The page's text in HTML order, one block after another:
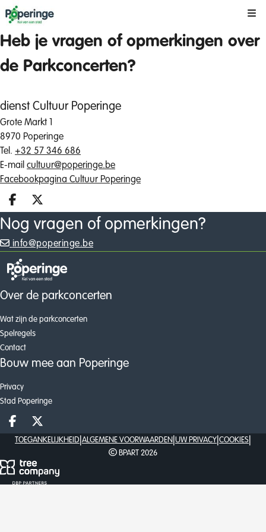
Heb je vragen of opmerkingen over
de Parkconcerten?
dienst Cultuur Poperinge
Grote Markt 1
8970 Poperinge
Tel. +32 57 346 686
E-mail cultuur@poperinge.be
Facebookpagina Cultuur Poperinge
Deel op facebook
Deel op X
Nog vragen of opmerkingen?
info@poperinge.be
Over de parkconcerten
Wat zijn de parkconcerten
Spelregels
Contact
Bouw mee aan Poperinge
Privacy
Stad Poperinge
Deel op facebook
Deel op X
TOEGANKELIJKHEID ALGEMENE VOORWAARDEN UW PRIVACY COOKIES
BPART 2026